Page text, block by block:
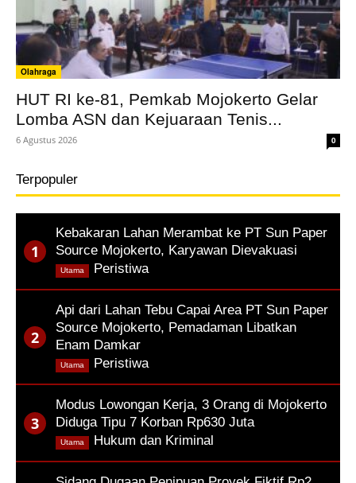
Olahraga
HUT RI ke-81, Pemkab Mojokerto Gelar
Lomba ASN dan Kejuaraan Tenis...
6 Agustus 2026 0
Terpopuler
Kebakaran Lahan Merambat ke PT Sun Paper
Source Mojokerto, Karyawan Dievakuasi
Peristiwa,
Utama
Api dari Lahan Tebu Capai Area PT Sun Paper
Source Mojokerto, Pemadaman Libatkan
Enam Damkar
Peristiwa,
Utama
Modus Lowongan Kerja, 3 Orang di Mojokerto
Diduga Tipu 7 Korban Rp630 Juta
Hukum dan Kriminal
Utama